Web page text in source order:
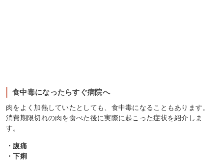
食中毒になったらすぐ病院へ
肉をよく加熱していたとしても、食中毒になることもあります。
消費期限切れの肉を食べた後に実際に起こった症状を紹介しま
す。
・腹痛
・下痢